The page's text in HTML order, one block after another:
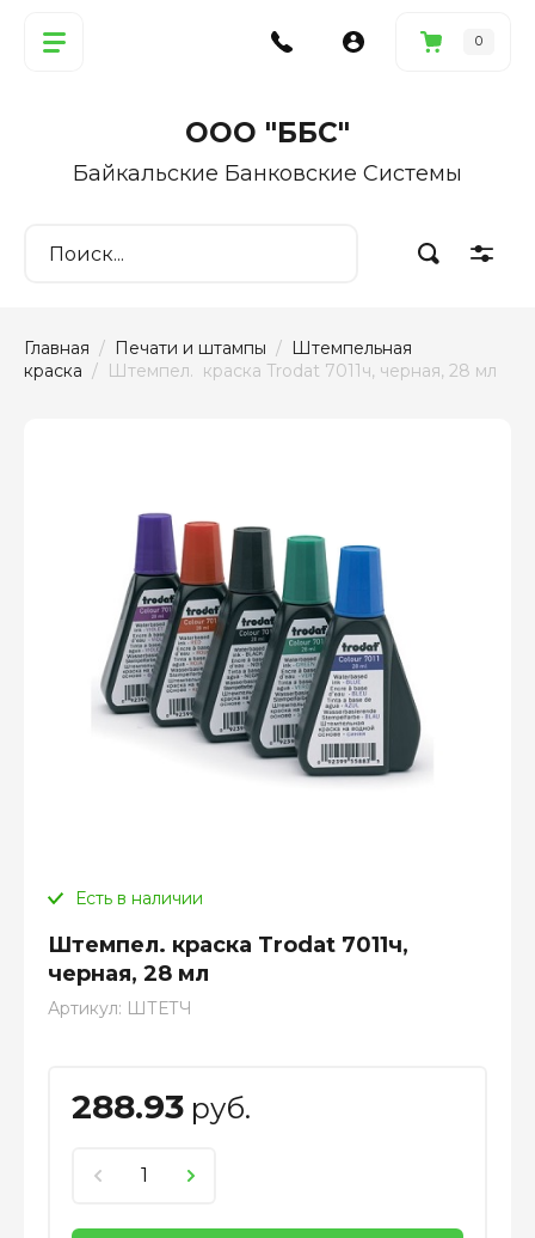
0
ООО "ББС"
Байкальские Банковские Системы
Главная / Печати и штампы / Штемпельная
краска /  Штемпел.  краска Trodat 7011ч, черная, 28 мл
Есть в наличии
Штемпел. краска Trodat 7011ч,
черная, 28 мл
Артикул: ШТЕТЧ
288.93 руб.